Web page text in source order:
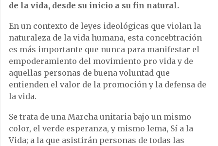
de la vida, desde su inicio a su fin natural.
En un contexto de leyes ideológicas que violan la
naturaleza de la vida humana, esta concebtración
es más importante que nunca para manifestar el
empoderamiento del movimiento pro vida y de
aquellas personas de buena voluntad que
entienden el valor de la promoción y la defensa de
la vida.
Se trata de una Marcha unitaria bajo un mismo
color, el verde esperanza, y mismo lema, Sí a la
Vida; a la que asistirán personas de todas las